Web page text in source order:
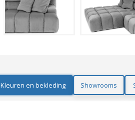
Kleuren en bekleding Showrooms